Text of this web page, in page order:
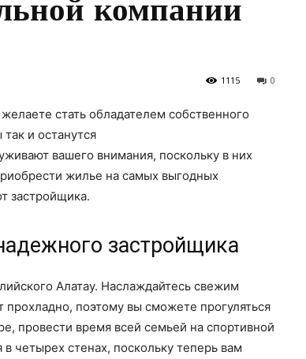
компании
0
1115
стать обладателем собственного
и останутся
вашего внимания, поскольку в них
жилье на самых выгодных
застройщика.
застройщика
Алатау. Наслаждайтесь свежим
поэтому вы сможете прогуляться
провести время всей семьей на спортивной
четырех стенах, поскольку теперь вам